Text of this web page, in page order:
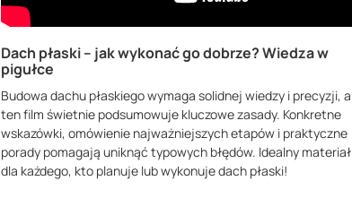
Dach płaski – jak wykonać go dobrze? Wiedza w
pigułce
Budowa dachu płaskiego wymaga solidnej wiedzy i precyzji, a
ten film świetnie podsumowuje kluczowe zasady. Konkretne
wskazówki, omówienie najważniejszych etapów i praktyczne
porady pomagają uniknąć typowych błędów. Idealny materiał
dla każdego, kto planuje lub wykonuje dach płaski!